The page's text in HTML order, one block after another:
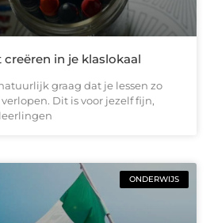
in je klaslokaal
graag dat je lessen zo
Dit is voor jezelf fijn,
ONDERWIJS